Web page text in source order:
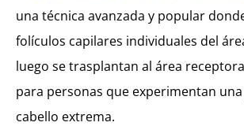
una técnica avanzada y popular
folículos capilares individuales del
luego se trasplantan al área
para personas que experimentan
cabello extrema.